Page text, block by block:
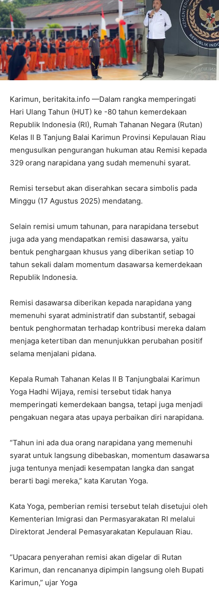
Karimun, beritakita.info —Dalam rangka memperingati
Hari Ulang Tahun (HUT) ke -80 tahun kemerdekaan
Republik Indonesia (RI), Rumah Tahanan Negara (Rutan)
Kelas II B Tanjung Balai Karimun Provinsi Kepulauan Riau
mengusulkan pengurangan hukuman atau Remisi kepada
329 orang narapidana yang sudah memenuhi syarat.
Remisi tersebut akan diserahkan secara simbolis pada
Minggu (17 Agustus 2025) mendatang.
Selain remisi umum tahunan, para narapidana tersebut
juga ada yang mendapatkan remisi dasawarsa, yaitu
bentuk penghargaan khusus yang diberikan setiap 10
tahun sekali dalam momentum dasawarsa kemerdekaan
Republik Indonesia.
Remisi dasawarsa diberikan kepada narapidana yang
memenuhi syarat administratif dan substantif, sebagai
bentuk penghormatan terhadap kontribusi mereka dalam
menjaga ketertiban dan menunjukkan perubahan positif
selama menjalani pidana.
Kepala Rumah Tahanan Kelas II B Tanjungbalai Karimun
Yoga Hadhi Wijaya, remisi tersebut tidak hanya
memperingati kemerdekaan bangsa, tetapi juga menjadi
pengakuan negara atas upaya perbaikan diri narapidana.
“Tahun ini ada dua orang narapidana yang memenuhi
syarat untuk langsung dibebaskan, momentum dasawarsa
juga tentunya menjadi kesempatan langka dan sangat
berarti bagi mereka,” kata Karutan Yoga.
Kata Yoga, pemberian remisi tersebut telah disetujui oleh
Kementerian Imigrasi dan Permasyarakatan RI melalui
Direktorat Jenderal Pemasyarakatan Kepulauan Riau.
“Upacara penyerahan remisi akan digelar di Rutan
Karimun, dan rencananya dipimpin langsung oleh Bupati
Karimun,” ujar Yoga